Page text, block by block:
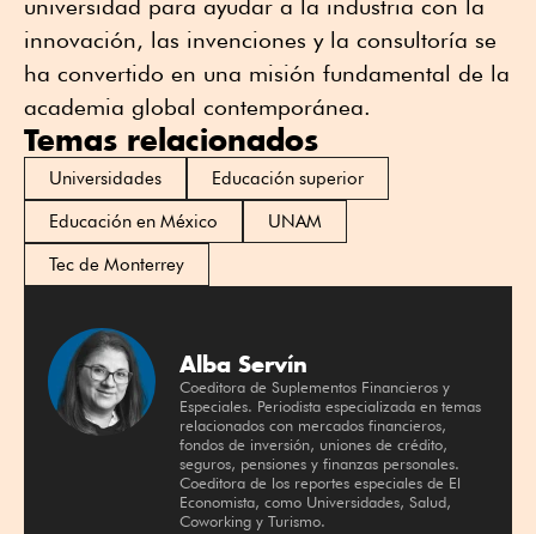
universidad para ayudar a la industria con la
innovación, las invenciones y la consultoría se
ha convertido en una misión fundamental de la
academia global contemporánea.
Temas relacionados
Universidades
Educación superior
Educación en México
UNAM
Tec de Monterrey
Alba Servín
Coeditora de Suplementos Financieros y
Especiales. Periodista especializada en temas
relacionados con mercados financieros,
fondos de inversión, uniones de crédito,
seguros, pensiones y finanzas personales.
Coeditora de los reportes especiales de El
Economista, como Universidades, Salud,
Coworking y Turismo.